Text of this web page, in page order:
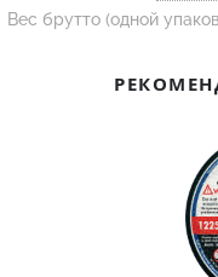
Контакт
Огнеупорная
Вес брутто (одной